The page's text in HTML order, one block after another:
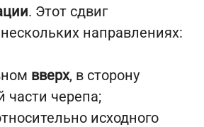
. Этот сдвиг
направлениях:
вверх, в сторону
части черепа;
исходного